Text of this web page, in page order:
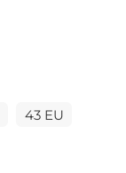
43 EU